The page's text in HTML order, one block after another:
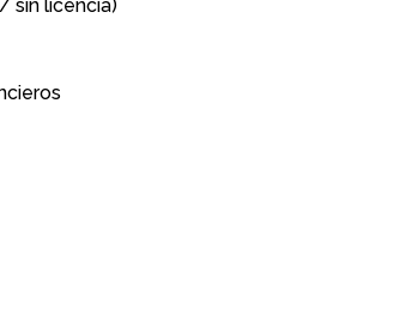
sin licencia)